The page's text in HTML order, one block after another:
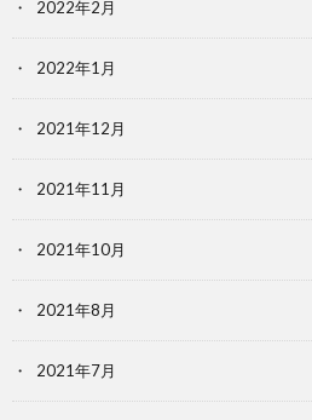
2022年2月
2022年1月
2021年12月
2021年11月
2021年10月
2021年8月
2021年7月